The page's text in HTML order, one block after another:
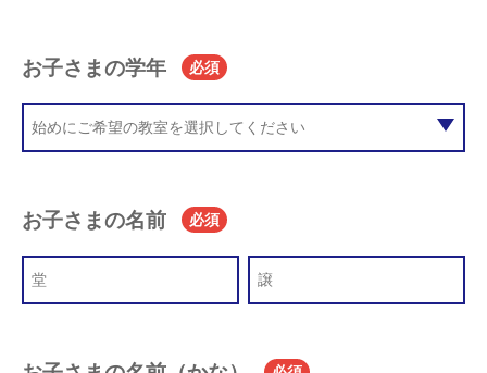
お子さまの学年 必須
お子さまの名前 必須